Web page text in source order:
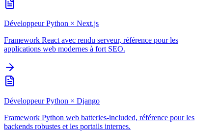
Développeur Python × Next.js
Framework React avec rendu serveur, référence pour les
applications web modernes à fort SEO.
Développeur Python × Django
Framework Python web batteries-included, référence pour les
backends robustes et les portails internes.